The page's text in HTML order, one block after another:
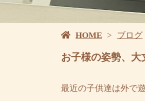
HOME ブログ
お子様の姿勢、大
最近の子供達は外で